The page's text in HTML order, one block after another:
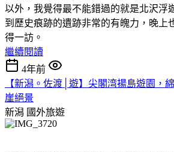
以外，我覺得最不能錯過的就是北沢浮
到歷史痕跡的遺跡非常的有魄力，晚上
得一訪。
繼續閱讀
4年前
【新潟。佐渡│遊】尖閣湾揚島遊園，
崖絕景
新潟 國外旅遊